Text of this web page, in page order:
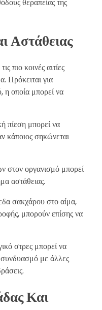
Αστάθειας
πιο κοινές αιτίες
Πρόκειται για
η οποία μπορεί να
πίεση μπορεί να
κάποιος σηκώνεται
στον οργανισμό μπορεί
αστάθειας.
σακχάρου στο αίμα,
μπορούν επίσης να
στρες μπορεί να
με άλλες
Και